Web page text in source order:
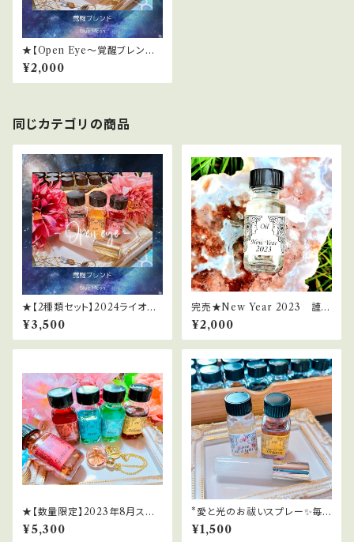
★【Open Eye～覚醒ブレンド
～】2024ライオンズゲートサポ
ートスプレー
¥2,000
同じカテゴリの商品
★【2種類セット】2024ライオン
ズゲートサポートスプレー
¥3,500
完売★New Year 2023 謹賀
新年2023（2023年新春限定オ
イル）
¥2,000
★【数量限定】2023年8月スー
パームーン＆ブルームーンのミ
ラクル引き寄せセット
¥5,300
*愛と光のお祓いスプレー✨毎
日を光の波動にチューニング
¥1,500